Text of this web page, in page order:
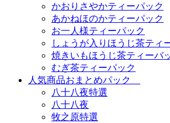
かおりさやかティーパック
あかねほのかティーパック
お一人様ティーパック
しょうが入りほうじ茶ティ
焼きいもほうじ茶ティーバ
むぎ茶ティーパック
人気商品おまとめパック
八十八夜特選
八十八夜
牧之原特選